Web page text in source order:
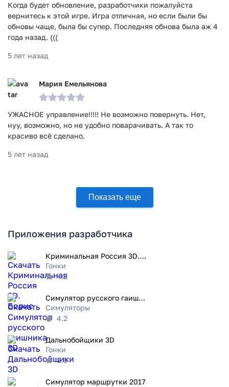
Когда будет обновление, разработчики пожалуйста
вернитесь к этой игре. Игра отличная, но если были бы
обновы чаще, была бы супер. Последняя обнова была аж 4
года назад. (((
5 лет назад
Мария Емельянова
УЖАСНОЕ управление!!!!! Не возможно повернуть. Нет,
нуу, возможно, но не удобно поварачивать. А так то
красиво всё сделано.
5 лет назад
Показать еще
Приложения разработчика
Криминальная Россия 3D. Борис
Гонки
4.2
Симулятор русского гаишника 3D
Симуляторы
4.2
Дальнобойщики 3D
Гонки
3.6
Симулятор маршрутки 2017